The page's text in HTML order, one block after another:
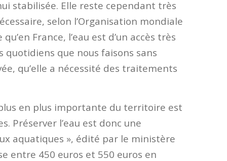
stabilisée. Elle reste cependant très
selon l’Organisation mondiale
France, l’eau est d’un accès très
quotidiens que nous faisons sans
qu’elle a nécessité des traitements
en plus importante du territoire est
Préserver l’eau est donc une
aquatiques », édité par le ministère
entre 450 euros et 550 euros en